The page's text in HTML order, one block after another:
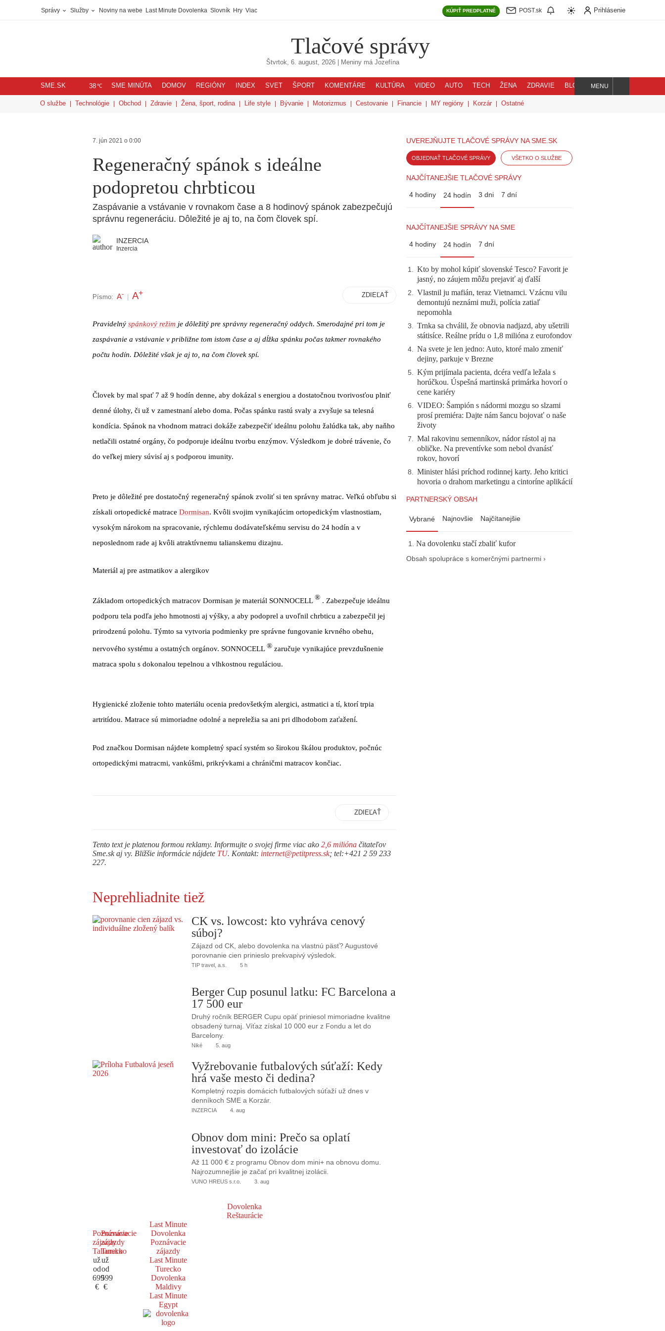
Správy Služby Noviny na webe Last Minute Dovolenka Slovník Hry Viac KÚPIŤ PREDPLATNÉ POST.sk Prihlásenie
Tlačové správy
Štvrtok, 6. august, 2026| Meniny má Jozefína
SME.SK 38℃ SME MINÚTA DOMOV REGIÓNY INDEX SVET ŠPORT KOMENTÁRE KULTÚRA VIDEO AUTO TECH ŽENA ZDRAVIE BLOG
Hľadaj
MENU
O službe Technológie Obchod Zdravie Žena, šport, rodina Life style Bývanie Motorizmus Cestovanie Financie MY regióny Korzár Ostatné
7. jún 2021 o 0:00
Regeneračný spánok s ideálne
podopretou chrbticou
Zaspávanie a vstávanie v rovnakom čase a 8 hodinový spánok zabezpečujú
správnu regeneráciu. Dôležité je aj to, na čom človek spí.
INZERCIA
Inzercia
Písmo: A- A+ ZDIEĽAŤ
Pravidelný spánkový režim je dôležitý pre správny regeneračný oddych. Smerodajné pri tom je
zaspávanie a vstávanie v približne tom istom čase a aj dĺžka spánku počas takmer rovnakého
počtu hodín. Dôležité však je aj to, na čom človek spí.
Človek by mal spať 7 až 9 hodín denne, aby dokázal s energiou a dostatočnou tvorivosťou plniť
denné úlohy, či už v zamestnaní alebo doma. Počas spánku rastú svaly a zvyšuje sa telesná
kondícia. Spánok na vhodnom matraci dokáže zabezpečiť ideálnu polohu žalúdka tak, aby naňho
netlačili ostatné orgány, čo podporuje ideálnu tvorbu enzýmov. Výsledkom je dobré trávenie, čo
do veľkej miery súvisí aj s podporou imunity.
Preto je dôležité pre dostatočný regeneračný spánok zvoliť si ten správny matrac. Veľkú obľubu si
získali ortopedické matrace Dormisan. Kvôli svojim vynikajúcim ortopedickým vlastnostiam,
vysokým nárokom na spracovanie, rýchlemu dodávateľskému servisu do 24 hodín a v
neposlednom rade aj kvôli atraktívnemu talianskemu dizajnu.
Materiál aj pre astmatikov a alergikov
Základom ortopedických matracov Dormisan je materiál SONNOCELL ® . Zabezpečuje ideálnu
podporu tela podľa jeho hmotnosti aj výšky, a aby podoprel a uvoľnil chrbticu a zabezpečil jej
prirodzenú polohu. Týmto sa vytvoria podmienky pre správne fungovanie krvného obehu,
nervového systému a ostatných orgánov. SONNOCELL ® zaručuje vynikajúce prevzdušnenie
matraca spolu s dokonalou tepelnou a vlhkostnou reguláciou.
Hygienické zloženie tohto materiálu ocenia predovšetkým alergici, astmatici a tí, ktorí trpia
artritídou. Matrace sú mimoriadne odolné a nepreležia sa ani pri dlhodobom zaťažení.
Pod značkou Dormisan nájdete kompletný spací systém so širokou škálou produktov, počnúc
ortopedickými matracmi, vankúšmi, prikrývkami a chráničmi matracov končiac.
ZDIEĽAŤ
Tento text je platenou formou reklamy. Informujte o svojej firme viac ako 2,6 milióna čitateľov
Sme.sk aj vy. Bližšie informácie nájdete TU. Kontakt: internet@petitpress.sk; tel:+421 2 59 233
227.
UVEREJŇUJTE TLAČOVÉ SPRÁVY NA SME.SK
OBJEDNAŤ TLAČOVÉ SPRÁVY VŠETKO O SLUŽBE
NAJČÍTANEJŠIE TLAČOVÉ SPRÁVY
4 hodiny 24 hodín 3 dni 7 dní
NAJČÍTANEJŠIE SPRÁVY NA SME
4 hodiny 24 hodín 7 dní
1. Kto by mohol kúpiť slovenské Tesco? Favorit je
jasný, no záujem môžu prejaviť aj ďalší
2. Vlastnil ju mafián, teraz Vietnamci. Vzácnu vilu
demontujú neznámi muži, polícia zatiaľ
nepomohla
3. Trnka sa chválil, že obnovia nadjazd, aby ušetrili
státisíce. Reálne prídu o 1,8 milióna z eurofondov
4. Na svete je len jedno: Auto, ktoré malo zmeniť
dejiny, parkuje v Brezne
5. Kým prijímala pacienta, dcéra vedľa ležala s
horúčkou. Úspešná martinská primárka hovorí o
cene kariéry
6. VIDEO: Šampión s nádormi mozgu so slzami
prosí premiéra: Dajte nám šancu bojovať o naše
životy
7. Mal rakovinu semenníkov, nádor rástol aj na
obličke. Na preventívke som nebol dvanásť
rokov, hovorí
8. Minister hlási príchod rodinnej karty. Jeho kritici
hovoria o drahom marketingu a cintoríne aplikácií
PARTNERSKÝ OBSAH
Vybrané Najnovšie Najčítanejšie
Na dovolenku stačí zbaliť kufor
Obsah spolupráce s komerčnými partnermi ›
Neprehliadnite tiež
CK vs. lowcost: kto vyhráva cenový
súboj?
Zájazd od CK, alebo dovolenka na vlastnú päsť? Augustové
porovnanie cien prinieslo prekvapivý výsledok.
TIP travel, a.s. 5 h
Berger Cup posunul latku: FC Barcelona a
17 500 eur
Druhý ročník BERGER Cupu opäť priniesol mimoriadne kvalitne
obsadený turnaj. Víťaz získal 10 000 eur z Fondu a let do
Barcelony.
Niké 5. aug
Vyžrebovanie futbalových súťaží: Kedy
hrá vaše mesto či dedina?
Kompletný rozpis domácich futbalových súťaží už dnes v
denníkoch SME a Korzár.
INZERCIA 4. aug
Obnov dom mini: Prečo sa oplatí
investovať do izolácie
Až 11 000 € z programu Obnov dom mini+ na obnovu domu.
Najrozumnejšie je začať pri kvalitnej izolácii.
VUNO HREUS s.r.o. 3. aug
Dovolenka
Reštaurácie
Poznávacie
zájazdy
Taliansko
už
od
699
€
Poznávacie
zájazdy
Turecko
už
od
599
€
Last Minute
Dovolenka
Poznávacie
zájazdy
Last Minute
Turecko
Dovolenka
Maldivy
Last Minute
Egypt